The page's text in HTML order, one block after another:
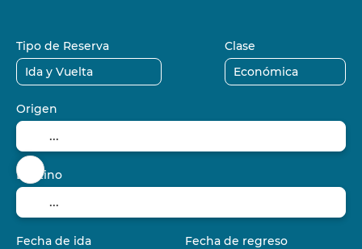
Tipo de Reserva Clase
Origen
Destino
Fecha de ida Fecha de regreso